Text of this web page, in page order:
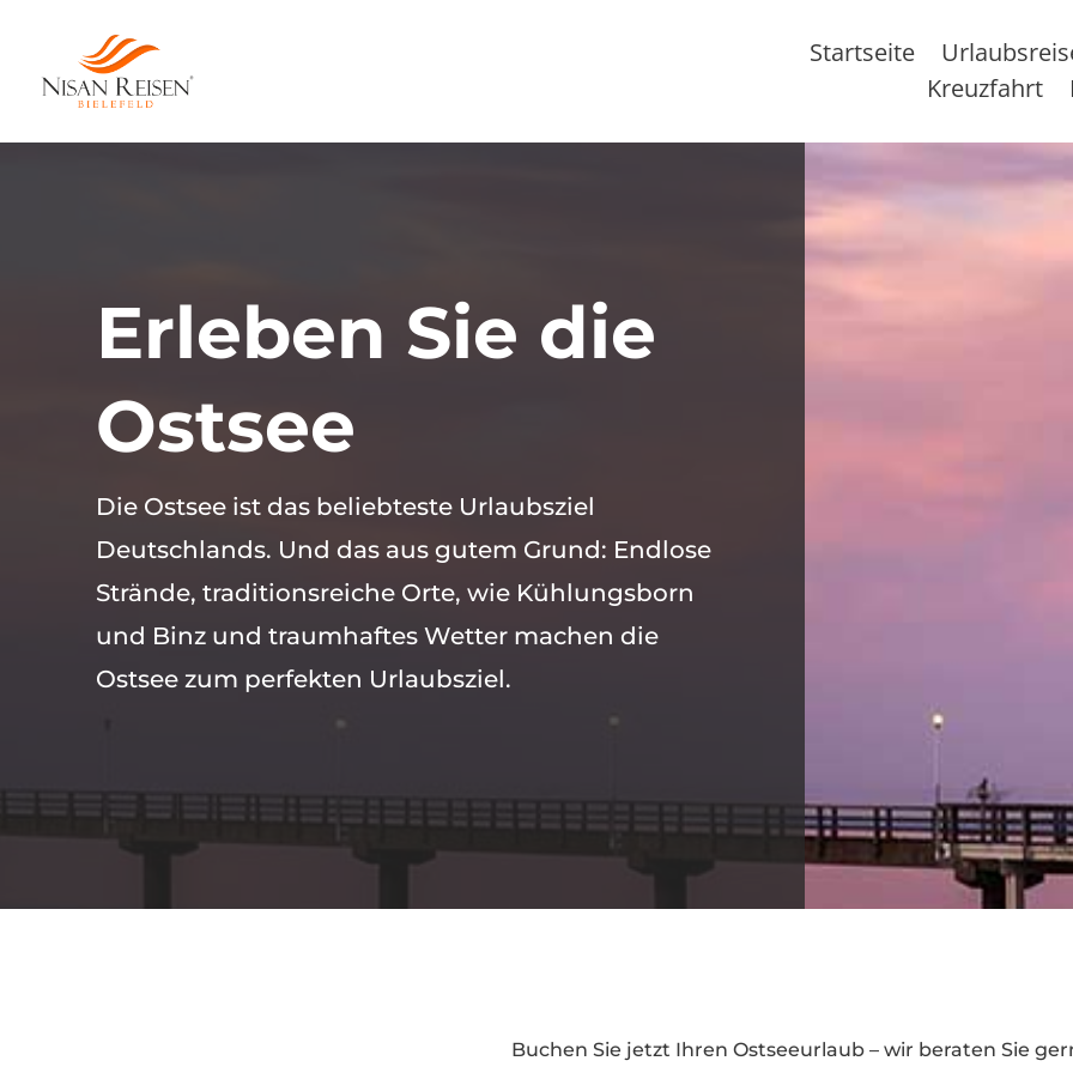
Startseite
Kreuzfahrt
Erleben Sie die
Ostsee
Die Ostsee ist das beliebteste Urlaubsziel
Deutschlands. Und das aus gutem Grund: Endlose
Strände, traditionsreiche Orte, wie Kühlungsborn
und Binz und traumhaftes Wetter machen die
Ostsee zum perfekten Urlaubsziel.
Buchen Sie jetzt Ihren Ostseeurlaub – wir beraten Sie